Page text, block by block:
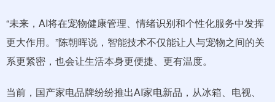
“未来，AI将在宠物健康管理、情绪识别和个性化服务中发挥
更大作用。”陈朝晖说，智能技术不仅能让人与宠物之间的关
系更紧密，也会让生活本身更便捷、更有温度。
当前，国产家电品牌纷纷推出AI家电新品，从冰箱、电视、